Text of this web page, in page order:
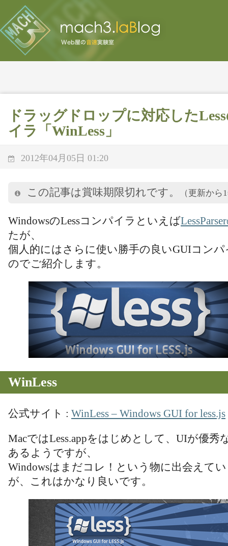
ドラッグドロップに対応した
イラ「WinLess」
2012年04月05日 01:20
この記事は賞味期限切れです。 （更新か
WindowsのLessコンパイラといえば
たが、
個人的にはさらに使い勝手の良いGUIコン
のでご紹介します。
WinLess
公式サイト : WinLess – Windows GUI for less.js
MacではLess.appをはじめとして、UIが優秀
あるようですが、
Windowsはまだコレ！という物に出会えて
が、これはかなり良いです。